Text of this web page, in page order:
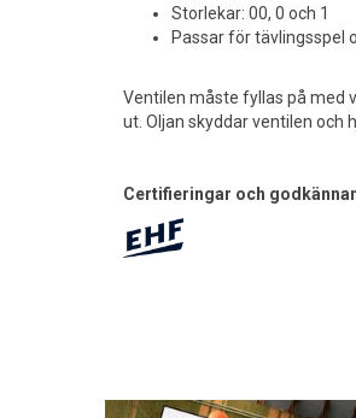
Storlekar: 00, 0 och 1
Passar för tävlingsspel
Ventilen måste fyllas på med
ut. Oljan skyddar ventilen och
Certifieringar och